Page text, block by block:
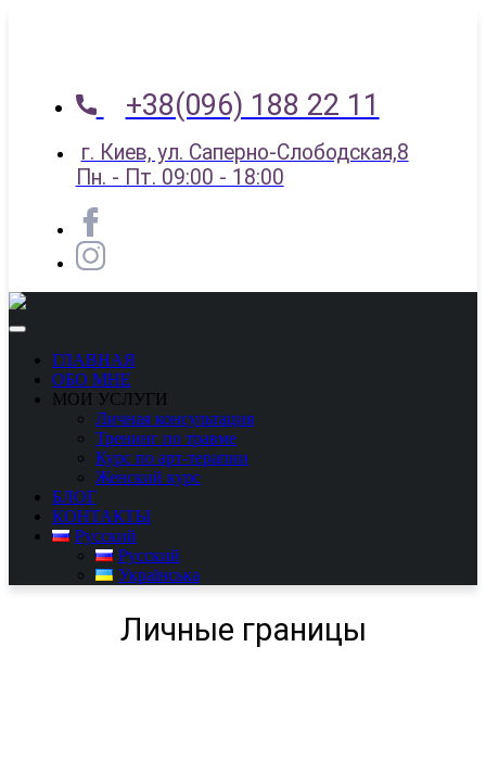
+38(096) 188 22 11
г. Киев, ул. Саперно-Слободская,8
Пн. - Пт. 09:00 - 18:00
ГЛАВНАЯ
ОБО МНЕ
МОИ УСЛУГИ
Личная консультация
Тренинг по травме
Курс по арт-терапии
Женский курс
БЛОГ
КОНТАКТЫ
Русский
Русский
Українська
Личные границы